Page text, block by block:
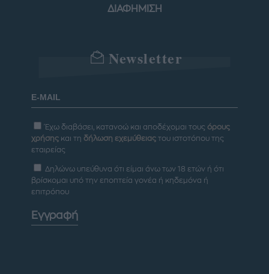
ΔΙΑΦΗΜΙΣΗ
Newsletter
Έχω διαβάσει, κατανοώ και αποδέχομαι τους όρους
χρήσης και τη δήλωση εχεμύθειας του ιστοτόπου της
εταιρείας
Δηλώνω υπεύθυνα ότι είμαι άνω των 18 ετών ή ότι
βρίσκομαι υπό την εποπτεία γονέα ή κηδεμόνα ή
επιτρόπου
Εγγραφή